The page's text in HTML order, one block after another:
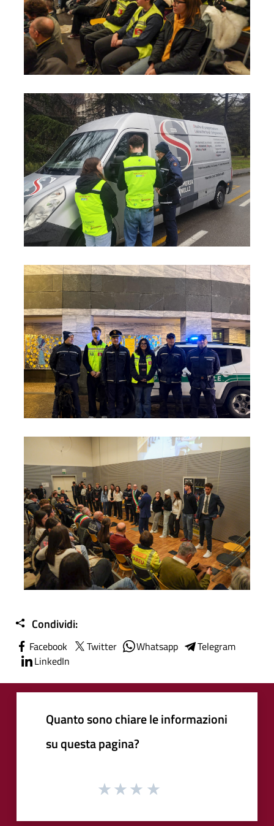
Foto08
Foto09
Foto10
Condividi:
Facebook Twitter Whatsapp
Telegram
LinkedIn
Quanto sono chiare le informazioni
su questa pagina?